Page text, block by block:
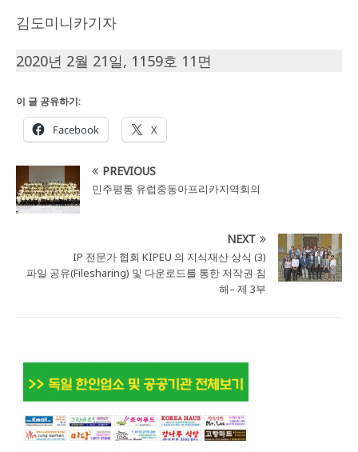
김도미니카기자
2020년 2월 21일, 1159호 11면
이 글 공유하기:
Facebook X
PREVIOUS
민주평통 유럽중동아프리카지역회의
NEXT
IP 전문가 협회 KIPEU 의 지식재산 상식 (3)
파일 공유(Filesharing) 및 다운로드를 통한 저작권 침
해– 제 3부